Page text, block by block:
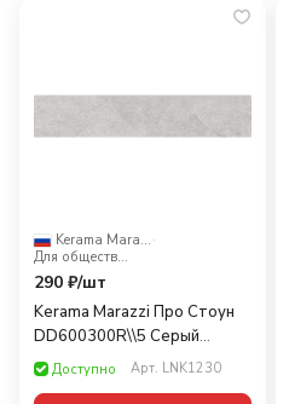
Kerama Marazzi ·
Для общественных помещений
290 ₽/шт
Kerama Marazzi Про Стоун
DD600300R\\5 Серый
светлый 60x10,7
Доступно Арт. LNK1230